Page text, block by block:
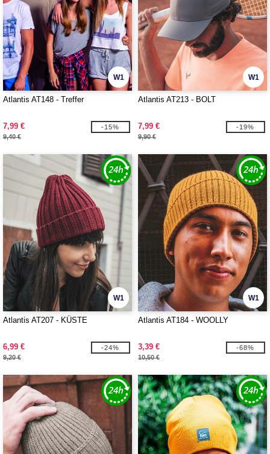
W1
Atlantis AT148 - Treffer
7,99 €
9,40 €
-15%
W1
Atlantis AT213 - BOLT
7,99 €
9,90 €
-19%
W1
Atlantis AT207 - KÜSTE
6,99 €
9,20 €
-24%
W1
Atlantis AT184 - WOOLLY
3,39 €
10,50 €
-68%